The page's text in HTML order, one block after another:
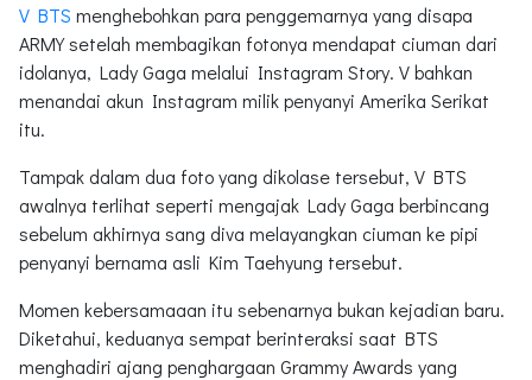
V BTS menghebohkan para penggemarnya yang disapa
ARMY setelah membagikan fotonya mendapat ciuman dari
idolanya, Lady Gaga melalui Instagram Story. V bahkan
menandai akun Instagram milik penyanyi Amerika Serikat
itu.
Tampak dalam dua foto yang dikolase tersebut, V BTS
awalnya terlihat seperti mengajak Lady Gaga berbincang
sebelum akhirnya sang diva melayangkan ciuman ke pipi
penyanyi bernama asli Kim Taehyung tersebut.
Momen kebersamaaan itu sebenarnya bukan kejadian baru.
Diketahui, keduanya sempat berinteraksi saat BTS
menghadiri ajang penghargaan Grammy Awards yang